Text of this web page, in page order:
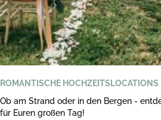
ROMANTISCHE HOCHZEITSLOCATIONS
Ob am Strand oder in den Bergen -
für Euren großen Tag!